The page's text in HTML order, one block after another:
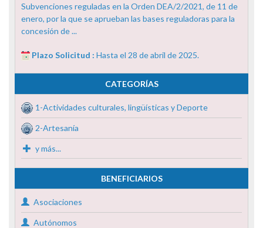
Subvenciones reguladas en la Orden DEA/2/2021, de 11 de
enero, por la que se aprueban las bases reguladoras para la
concesión de ...
Plazo Solicitud : Hasta el 28 de abril de 2025.
CATEGORÍAS
1-Actividades culturales, lingüísticas y Deporte
2-Artesanía
y más...
BENEFICIARIOS
Asociaciones
Autónomos